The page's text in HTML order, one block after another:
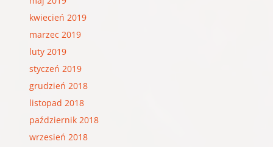
kwiecień 2019
marzec 2019
luty 2019
styczeń 2019
grudzień 2018
listopad 2018
październik 2018
wrzesień 2018